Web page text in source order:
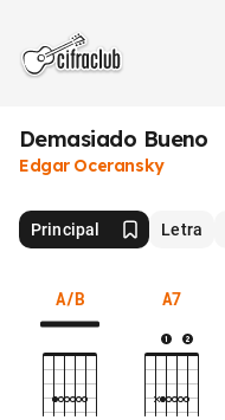
Demasiado Bueno
Edgar Oceransky
Principal Letra
A/B A7